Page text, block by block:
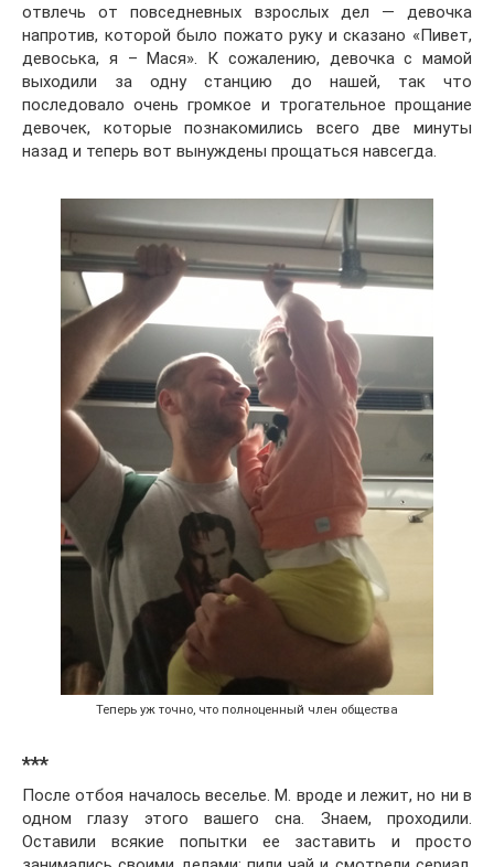
отвлечь от повседневных взрослых дел — девочка
напротив, которой было пожато руку и сказано «Пивет,
девоська, я – Мася». К сожалению, девочка с мамой
выходили за одну станцию до нашей, так что
последовало очень громкое и трогательное прощание
девочек, которые познакомились всего две минуты
назад и теперь вот вынуждены прощаться навсегда.
Теперь уж точно, что полноценный член общества
***
После отбоя началось веселье. М. вроде и лежит, но ни в
одном глазу этого вашего сна. Знаем, проходили.
Оставили всякие попытки ее заставить и просто